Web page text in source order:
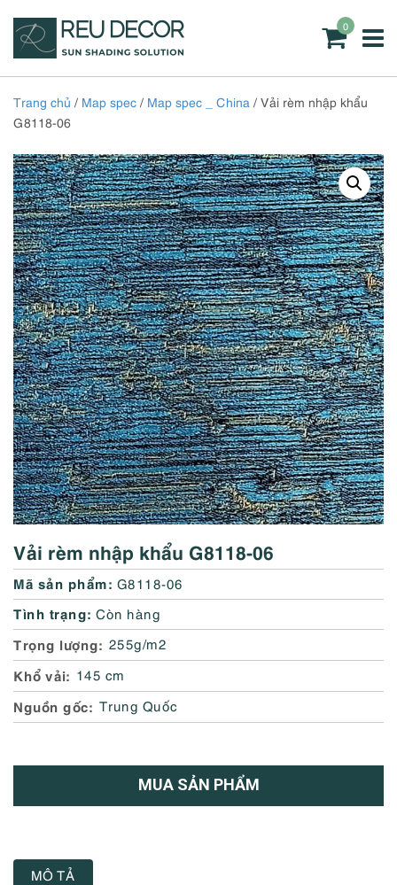
0
Trang chủ / Map spec / Map spec _ China / Vải rèm nhập khẩu
G8118-06
Vải rèm nhập khẩu G8118-06
Mã sản phẩm: G8118-06
Tình trạng: Còn hàng
Trọng lượng 255g/m2
Khổ vải 145 cm
Nguồn gốc Trung Quốc
MUA SẢN PHẨM
MÔ TẢ